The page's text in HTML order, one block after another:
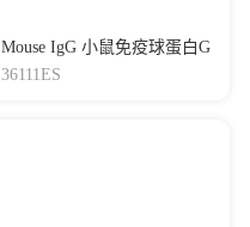
Mouse IgG 小鼠免疫球蛋白G
36111ES